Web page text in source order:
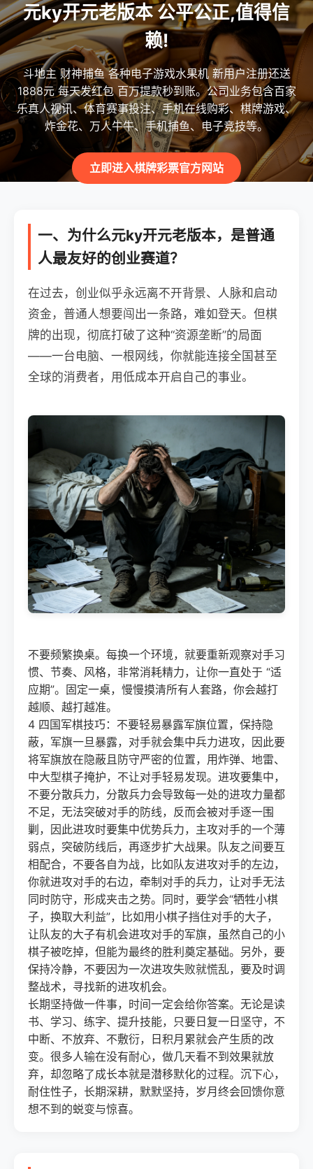
元ky开元老版本 公平公正,值得信
赖!
斗地主 财神捕鱼 各种电子游戏水果机 新用户注册还送
1888元 每天发红包 百万提款秒到账。公司业务包含百家
乐真人视讯、体育赛事投注、手机在线购彩、棋牌游戏、
炸金花、万人牛牛、手机捕鱼、电子竞技等。
立即进入棋牌彩票官方网站
一、为什么元ky开元老版本，是普通
人最友好的创业赛道？
在过去，创业似乎永远离不开背景、人脉和启动
资金，普通人想要闯出一条路，难如登天。但棋
牌的出现，彻底打破了这种“资源垄断”的局面
——一台电脑、一根网线，你就能连接全国甚至
全球的消费者，用低成本开启自己的事业。
不要频繁换桌。每换一个环境，就要重新观察对手习
惯、节奏、风格，非常消耗精力，让你一直处于 “适
应期”。固定一桌，慢慢摸清所有人套路，你会越打
越顺、越打越准。
4 四国军棋技巧：不要轻易暴露军旗位置，保持隐
蔽，军旗一旦暴露，对手就会集中兵力进攻，因此要
将军旗放在隐蔽且防守严密的位置，用炸弹、地雷、
中大型棋子掩护，不让对手轻易发现。进攻要集中，
不要分散兵力，分散兵力会导致每一处的进攻力量都
不足，无法突破对手的防线，反而会被对手逐一围
剿，因此进攻时要集中优势兵力，主攻对手的一个薄
弱点，突破防线后，再逐步扩大战果。队友之间要互
相配合，不要各自为战，比如队友进攻对手的左边，
你就进攻对手的右边，牵制对手的兵力，让对手无法
同时防守，形成夹击之势。同时，要学会“牺牲小棋
子，换取大利益”，比如用小棋子挡住对手的大子，
让队友的大子有机会进攻对手的军旗，虽然自己的小
棋子被吃掉，但能为最终的胜利奠定基础。另外，要
保持冷静，不要因为一次进攻失败就慌乱，要及时调
整战术，寻找新的进攻机会。
长期坚持做一件事，时间一定会给你答案。无论是读
书、学习、练字、提升技能，只要日复一日坚守，不
中断、不放弃、不敷衍，日积月累就会产生质的改
变。很多人输在没有耐心，做几天看不到效果就放
弃，却忽略了成长本就是潜移默化的过程。沉下心，
耐住性子，长期深耕，默默坚持，岁月终会回馈你意
想不到的蜕变与惊喜。